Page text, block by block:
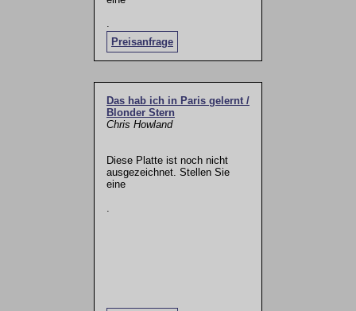
Preisanfrage
.
Das hab ich in Paris gelernt /
Blonder Stern
Chris Howland
Diese Platte ist noch nicht
ausgezeichnet. Stellen Sie
eine